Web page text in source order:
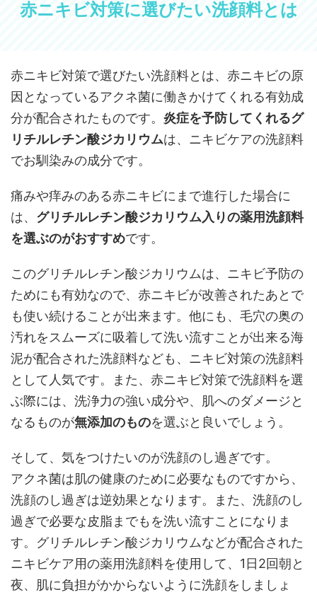
赤ニキビ対策に選びたい洗顔料とは
赤ニキビ対策で選びたい洗顔料とは、赤ニキビの原
因となっているアクネ菌に働きかけてくれる有効成
分が配合されたものです。 炎症を予防してくれるグ
リチルレチン酸ジカリウムは、ニキビケアの洗顔料
でお馴染みの成分です。
痛みや痒みのある赤ニキビにまで進行した場合に
は、 グリチルレチン酸ジカリウム入りの薬用洗顔料
を選ぶのがおすすめです。
このグリチルレチン酸ジカリウムは、ニキビ予防の
ためにも有効なので、赤ニキビが改善されたあとで
も使い続けることが出来ます。他にも、毛穴の奥の
汚れをスムーズに吸着して洗い流すことが出来る海
泥が配合された洗顔料なども、ニキビ対策の洗顔料
として人気です。また、赤ニキビ対策で洗顔料を選
ぶ際には、洗浄力の強い成分や、肌へのダメージと
なるものが無添加のものを選ぶと良いでしょう。
そして、気をつけたいのが洗顔のし過ぎです。
アクネ菌は肌の健康のために必要なものですから、
洗顔のし過ぎは逆効果となります。また、洗顔のし
過ぎで必要な皮脂までもを洗い流すことになりま
す。グリチルレチン酸ジカリウムなどが配合された
ニキビケア用の薬用洗顔料を使用して、1日2回朝と
夜、肌に負担がかからないように洗顔をしましょ